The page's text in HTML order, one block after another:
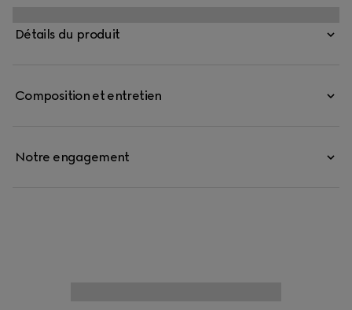
Détails du produit
Composition et entretien
Notre engagement